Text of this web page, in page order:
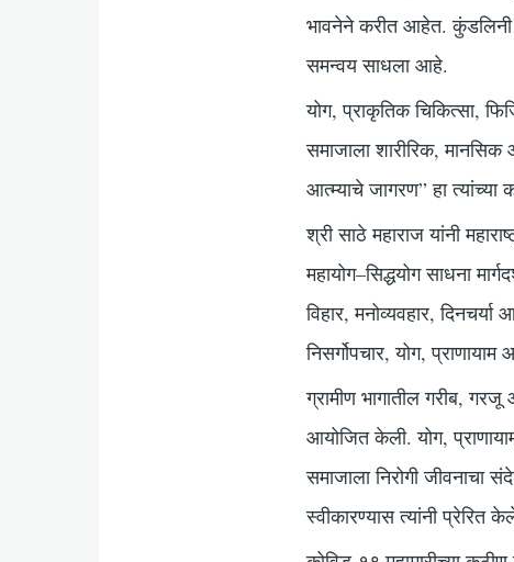
भावनेने करीत आहेत. कुंडलिनी
समन्वय साधला आहे.
योग, प्राकृतिक चिकित्सा,
समाजाला शारीरिक,
आत्म्याचे जागरण” हा त्यांच्या
श्री साठे महाराज यांनी
महायोग–सिद्धयोग साधना
विहार, मनोव्यवहार,
निसर्गोपचार, योग,
ग्रामीण भागातील गरीब,
आयोजित केली. योग,
समाजाला निरोगी
स्वीकारण्यास त्यांनी प्रेरित